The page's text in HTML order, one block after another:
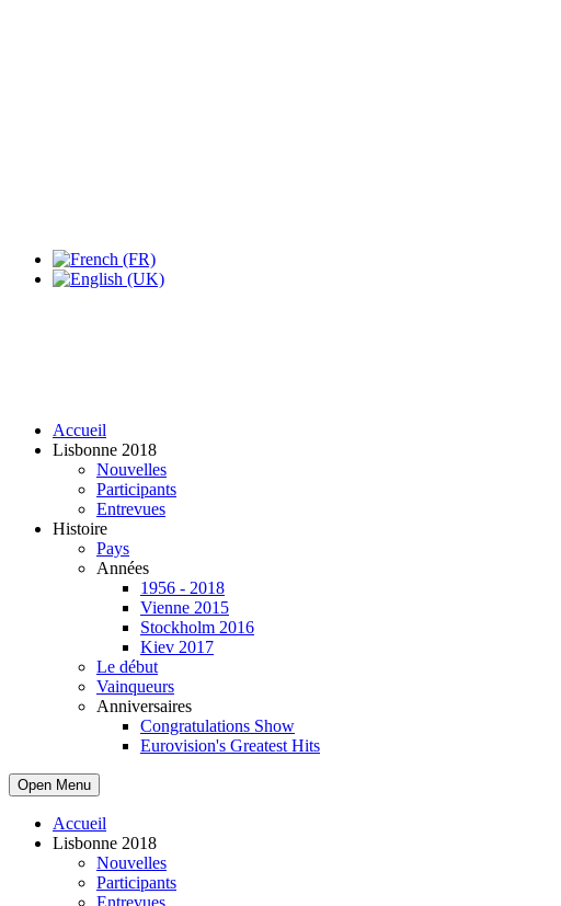
Accueil
Lisbonne 2018
Nouvelles
Participants
Entrevues
Histoire
Pays
Années
1956 - 2018
Vienne 2015
Stockholm 2016
Kiev 2017
Le début
Vainqueurs
Anniversaires
Congratulations Show
Eurovision's Greatest Hits
Open Menu
Accueil
Lisbonne 2018
Nouvelles
Participants
Entrevues